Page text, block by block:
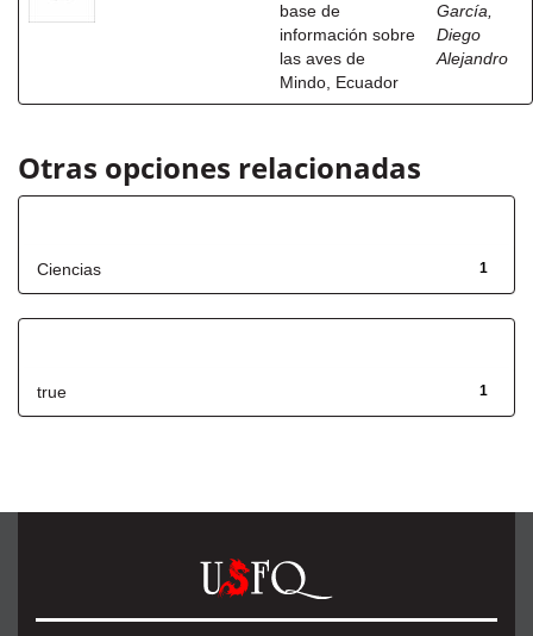
base de
información sobre
las aves de
Mindo, Ecuador
García,
Diego
Alejandro
Otras opciones relacionadas
1
Ciencias
1
true